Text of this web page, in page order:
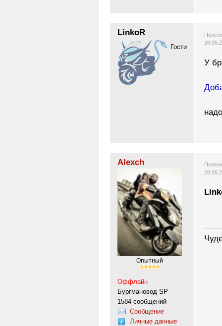
LinkoR
Гости
У
Alexch
Опытный
Оффлайн
Бургмановод SP
1584 сообщений
Сообщение
Личные данные